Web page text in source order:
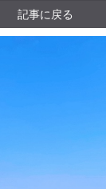
記事に戻る